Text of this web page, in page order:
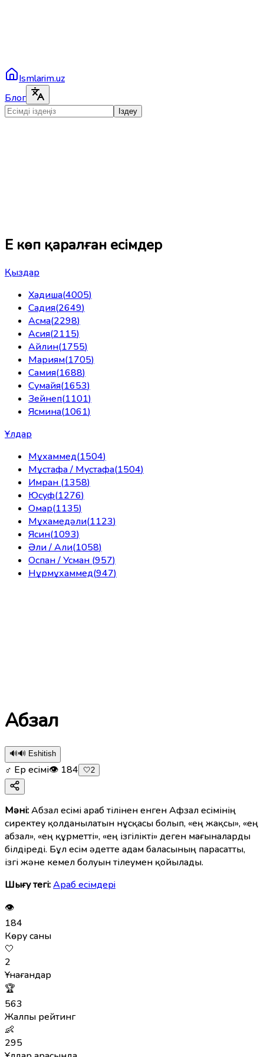
Ismlarim.uz
Блог
Іздеу
Ең көп қаралған есімдер
Қыздар
Хадиша(4005)
Садия(2649)
Асма(2298)
Асия(2115)
Айлин(1755)
Мариям(1705)
Самия(1688)
Сумайя(1653)
Зейнеп(1101)
Ясмина(1061)
Ұлдар
Мұхаммед(1504)
Мұстафа / Мустафа(1504)
Имран (1358)
Юсуф(1276)
Омар(1135)
Мұхамедәли(1123)
Ясин(1093)
Әли / Али(1058)
Оспан / Усман (957)
Нұрмұхаммед(947)
Абзал
🔊🔊 Eshitish
♂ Ер есімі👁 184 🤍2
Мәні:Абзал есімі араб тілінен енген Афзал есімінің
сиректеу қолданылатын нұсқасы болып, «ең жақсы», «ең
абзал», «ең құрметті», «ең ізгілікті» деген мағыналарды
білдіреді. Бұл есім әдетте адам баласының парасатты,
ізгі және кемел болуын тілеумен қойылады.
Шығу тегі:Араб есімдерi
👁
184
Көру саны
🤍
2
Ұнағандар
🏆
563
Жалпы рейтинг
👶
295